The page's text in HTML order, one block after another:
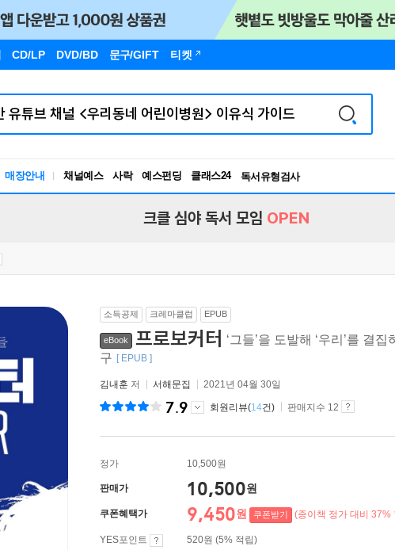
CD/LP DVD/BD 문구/GIFT 티켓
매장안내 채널예스 사락 예스펀딩 클래스24
독서유형검사
RBTI Lab
크클 심야 독서 모임 OPEN
소득공제 크레마클럽 EPUB
eBook 프로보커터 ‘그들’을 도발해 ‘우리’를 결
구 [ EPUB ]
김내훈 저 서해문집 2021년 04월 30일
7.9 회원리뷰(14건) 판매지수 12
정가 10,500원
판매가 10,500원
쿠폰혜택가 9,450원 쿠폰받기 (종이책 정가 대비 37%
YES포인트
520원 (5% 적립)